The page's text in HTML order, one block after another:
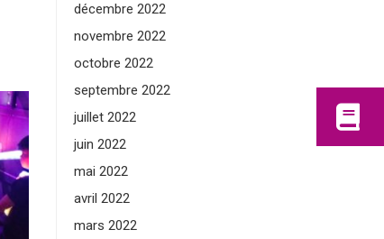
décembre 2022
novembre 2022
octobre 2022
septembre 2022
juillet 2022
juin 2022
mai 2022
avril 2022
mars 2022